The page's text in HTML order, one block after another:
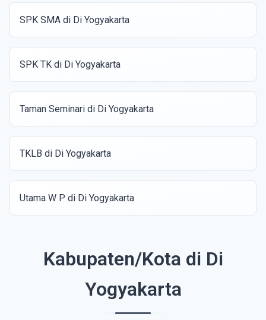
SPK SMA di Di Yogyakarta
SPK TK di Di Yogyakarta
Taman Seminari di Di Yogyakarta
TKLB di Di Yogyakarta
Utama W P di Di Yogyakarta
Kabupaten/Kota di Di
Yogyakarta